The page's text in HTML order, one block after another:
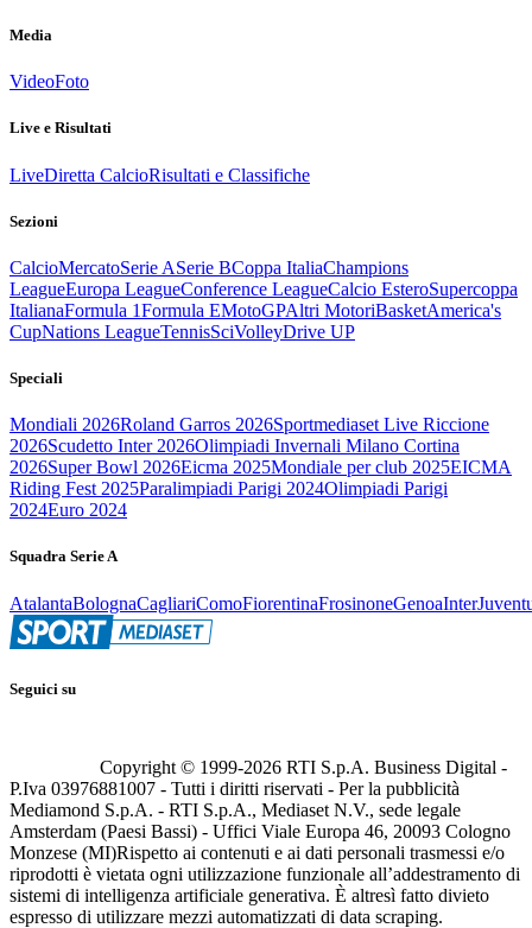
Media
VideoFoto
Live e Risultati
LiveDiretta CalcioRisultati e Classifiche
Sezioni
CalcioMercatoSerie ASerie BCoppa ItaliaChampions
LeagueEuropa LeagueConference LeagueCalcio EsteroSupercoppa
ItalianaFormula 1Formula EMotoGPAltri MotoriBasketAmerica's
CupNations LeagueTennisSciVolleyDrive UP
Speciali
Mondiali 2026Roland Garros 2026Sportmediaset Live Riccione
2026Scudetto Inter 2026Olimpiadi Invernali Milano Cortina
2026Super Bowl 2026Eicma 2025Mondiale per club 2025EICMA
Riding Fest 2025Paralimpiadi Parigi 2024Olimpiadi Parigi
2024Euro 2024
Squadra Serie A
AtalantaBolognaCagliariComoFiorentinaFrosinoneGenoaInter
Seguici su
Copyright © 1999-2026 RTI S.p.A. Business Digital -
P.Iva 03976881007 - Tutti i diritti riservati - Per la pubblicità
Mediamond S.p.A. - RTI S.p.A., Mediaset N.V., sede legale
Amsterdam (Paesi Bassi) - Uffici Viale Europa 46, 20093 Cologno
Monzese (MI)Rispetto ai contenuti e ai dati personali trasmessi e/o
riprodotti è vietata ogni utilizzazione funzionale all’addestramento di
sistemi di intelligenza artificiale generativa. È altresì fatto divieto
espresso di utilizzare mezzi automatizzati di data scraping.